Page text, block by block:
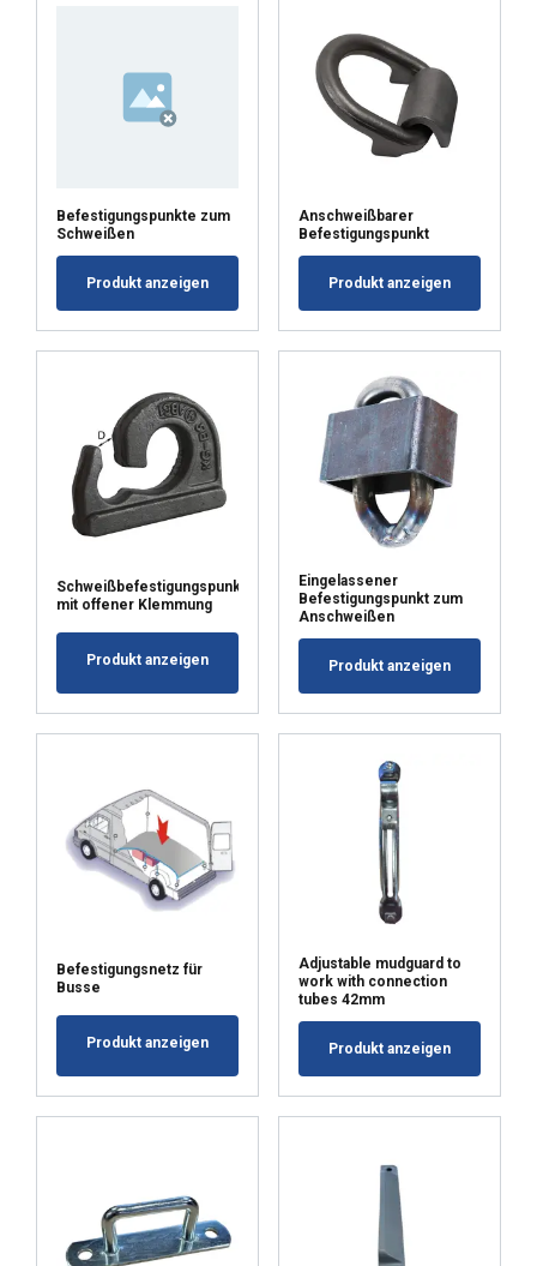
Befestigungspunkte zum
Schweißen
Produkt anzeigen
Anschweißbarer
Befestigungspunkt
Produkt anzeigen
Schweißbefestigungspunkt
mit offener Klemmung
Produkt anzeigen
Eingelassener
Befestigungspunkt zum
Anschweißen
Produkt anzeigen
Befestigungsnetz für
Busse
Produkt anzeigen
Adjustable mudguard to
work with connection
tubes 42mm
Produkt anzeigen
Funkcjonalność
AKCEPTUJ WSZYSTKIE
ODRZUĆ WSZYSTKIE
POKAŻ SZCZEGÓŁY